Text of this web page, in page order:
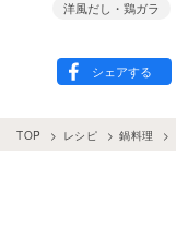
洋風だし・鶏ガラ
TOP レシピ 鍋料理